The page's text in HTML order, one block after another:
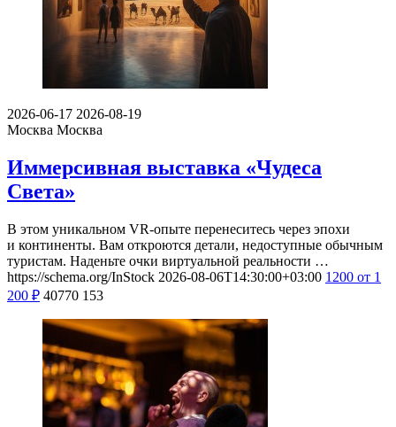
2026-06-17 2026-08-19
Москва Москва
Иммерсивная выставка «Чудеса
Света»
В этом уникальном VR-опыте перенеситесь через эпохи
и континенты. Вам откроются детали, недоступные обычным
туристам. Наденьте очки виртуальной реальности …
https://schema.org/InStock 2026-08-06T14:30:00+03:00 1200 от 1
200 ₽ 40770 153